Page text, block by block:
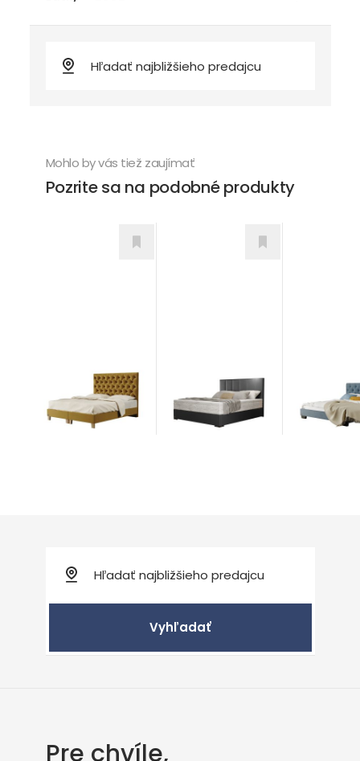
Mohlo by vás tiež zaujímať
Pozrite sa na podobné produkty
od 914,00€
od 912,00€
od 696,00
Vyhľadať
Pre chvíle,